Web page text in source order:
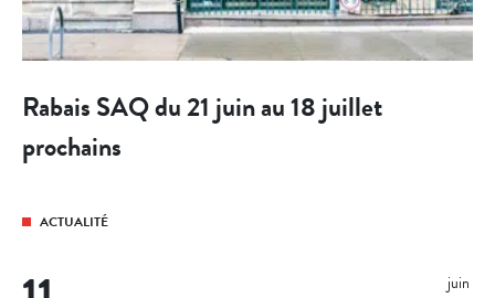
Rabais SAQ du 21 juin au 18 juillet
prochains
ACTUALITÉ
juin